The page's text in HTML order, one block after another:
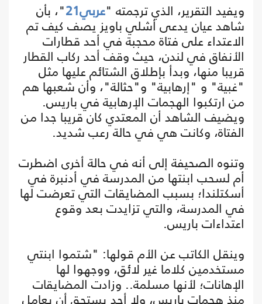
ويفيد التقرير، الذي ترجمته "عربي21 "، بأن
شاهد عيان يدعى أشلي باويز يصف كيف تم
الاعتداء على فتاة محجبة في أحد قطارات
الأنفاق في لندن، حيث وقف أحد ركاب القطار
قريبا منها، وبدأ بإطلاق الشتائم عليها مثل
"غبية" و "إرهابية" و"حثالة"، وأن شعبها هم
من ارتكبوا الهجمات الإرهابية في باريس.
ويضيف الشاهد أن المعتدي كان قريبا جدا من
الفتاة، وكانت هي في حالة رعب شديد.
وتنوه الصحيفة إلى أنه في حالة أخرى اضطرت
أم لسحب ابنتها من المدرسة في أدنبرة في
أسكتلندا؛ بسبب المضايقات التي تعرضت لها
في المدرسة، والتي تزايدت بعد وقوع
اعتداءات باريس.
وينقل الكاتب عن الأم قولها: "شتموا ابنتي
مستخدمين كلاما غير لائق، ووجهوا لها
الإهانات؛ لأنها مسلمة.. وزادت المضايقات
منذ هجمات باريس، ولا أحد يستحق أن يعامل